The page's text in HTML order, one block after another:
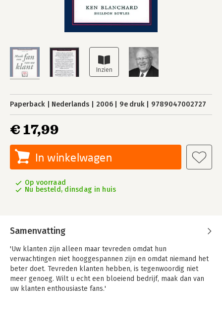
Paperback Nederlands 2006 9e druk 9789047002727
€ 17,99
In winkelwagen
Op voorraad
Nu besteld, dinsdag in huis
Samenvatting
'Uw klanten zijn alleen maar tevreden omdat hun
verwachtingen niet hooggespannen zijn en omdat niemand het
beter doet. Tevreden klanten hebben, is tegenwoordig niet
meer genoeg. Wilt u echt een bloeiend bedrijf, maak dan van
uw klanten enthousiaste fans.'